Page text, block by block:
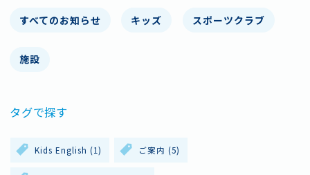
すべてのお知らせ キッズ スポーツクラブ
施設
タグで探す
Kids English (1) ご案内 (5)